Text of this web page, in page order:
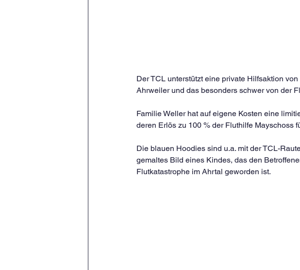
Der TCL unterstützt eine private Hilfsaktion
Ahrweiler und das besonders schwer von der
Familie Weller hat auf eigene Kosten eine
deren Erlös zu 100 % der Fluthilfe Mayschoss
Die blauen Hoodies sind u.a. mit der TCL-
gemaltes Bild eines Kindes, das den
Flutkatastrophe im Ahrtal geworden ist.